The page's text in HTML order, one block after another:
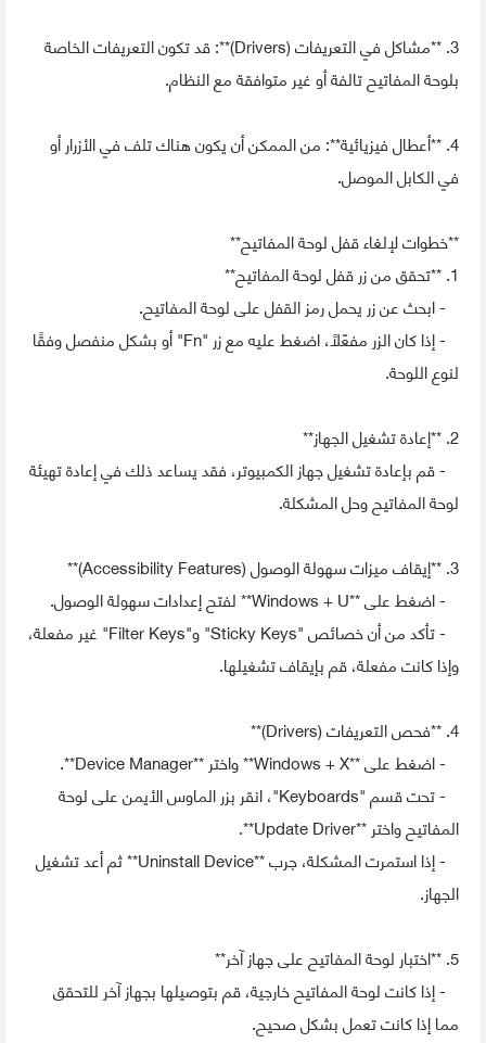
3. **مشاكل في التعريفات (Drivers)**: قد تكون التعريفات الخاصة
بلوحة المفاتيح تالفة أو غير متوافقة مع النظام.
4. **أعطال فيزيائية**: من الممكن أن يكون هناك تلف في الأزرار أو
في الكابل الموصل.
**خطوات لإلغاء قفل لوحة المفاتيح**
1. **تحقق من زر قفل لوحة المفاتيح**
- ابحث عن زر يحمل رمز القفل على لوحة المفاتيح.
- إذا كان الزر مفعّلًا، اضغط عليه مع زر "Fn" أو بشكل منفصل وفقًا
لنوع اللوحة.
2. **إعادة تشغيل الجهاز**
- قم بإعادة تشغيل جهاز الكمبيوتر، فقد يساعد ذلك في إعادة تهيئة
لوحة المفاتيح وحل المشكلة.
3. **إيقاف ميزات سهولة الوصول (Accessibility Features)**
- اضغط على **Windows + U** لفتح إعدادات سهولة الوصول.
- تأكد من أن خصائص "Sticky Keys" و"Filter Keys" غير مفعلة،
وإذا كانت مفعلة، قم بإيقاف تشغيلها.
4. **فحص التعريفات (Drivers)**
- اضغط على **Windows + X** واختر **Device Manager**.
- تحت قسم "Keyboards"، انقر بزر الماوس الأيمن على لوحة
المفاتيح واختر **Update Driver**.
- إذا استمرت المشكلة، جرب **Uninstall Device** ثم أعد تشغيل
الجهاز.
5. **اختبار لوحة المفاتيح على جهاز آخر**
- إذا كانت لوحة المفاتيح خارجية، قم بتوصيلها بجهاز آخر للتحقق
مما إذا كانت تعمل بشكل صحيح.